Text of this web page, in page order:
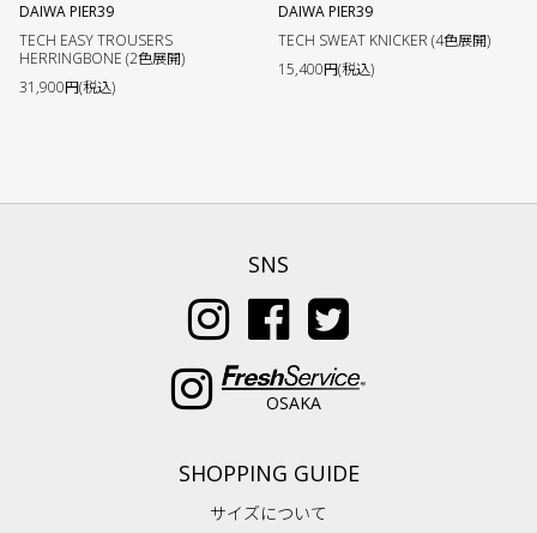
DAIWA PIER39
TECH EASY TROUSERS
HERRINGBONE (2色展開)
31,900円(税込)
DAIWA PIER39
TECH SWEAT KNICKER (4色展開)
15,400円(税込)
SNS
OSAKA
SHOPPING GUIDE
サイズについて